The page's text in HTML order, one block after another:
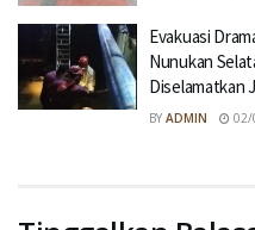
Evakuasi
Nunukan
Diselamatkan
BY ADMIN 02/